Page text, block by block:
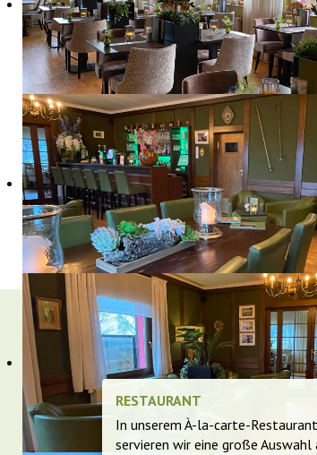
Gönnen Sie sich nach dem
der Familie.
Eine Tasse Kaffee aus frisch
Sie gerade Lust haben, Sie sind hier
Kostenfreies WLAN ist für
Die Lounge & Bar ist von
RESTAURANT
In unserem À-la-carte-Restaurant
servieren wir eine große Auswahl